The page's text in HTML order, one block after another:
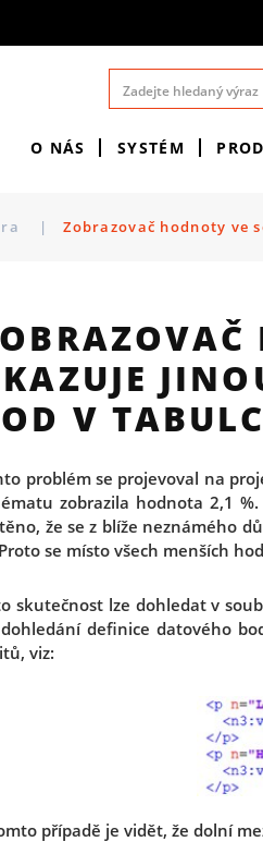
O NÁS SYSTÉM
| Zobrazovač hodnoty ve
V
problém se projevoval na
zobrazila hodnota 2,1
že se z blíže neznámého
se místo všech menších
skutečnost lze dohledat v
definice datového
viz:
případě je vidět, že dolní